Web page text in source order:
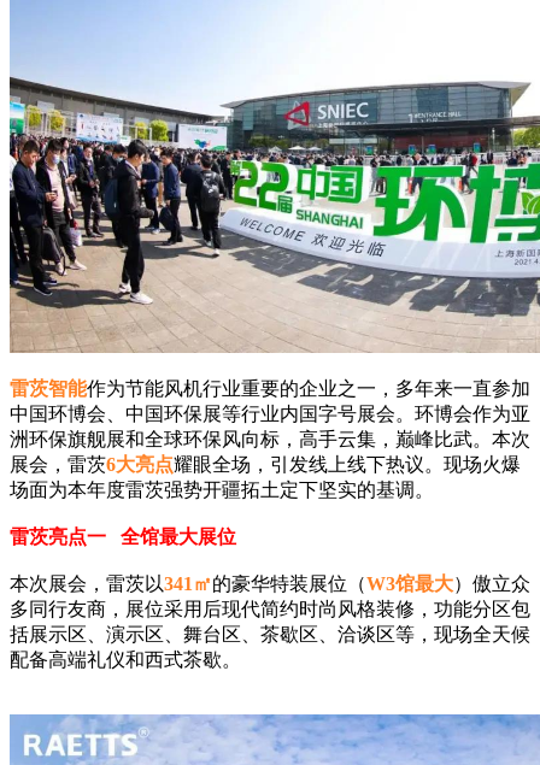
雷茨智能作为节能风机行业重要的企业之一，多年来一直参加
中国环博会、中国环保展等行业内国字号展会。环博会作为亚
洲环保旗舰展和全球环保风向标，高手云集，巅峰比武。本次
展会，雷茨6大亮点耀眼全场，引发线上线下热议。现场火爆
场面为本年度雷茨强势开疆拓土定下坚实的基调。
雷茨亮点一 全馆最大展位
本次展会，雷茨以341㎡的豪华特装展位（W3馆最大）傲立众
多同行友商，展位采用后现代简约时尚风格装修，功能分区包
括展示区、演示区、舞台区、茶歇区、洽谈区等，现场全天候
配备高端礼仪和西式茶歇。